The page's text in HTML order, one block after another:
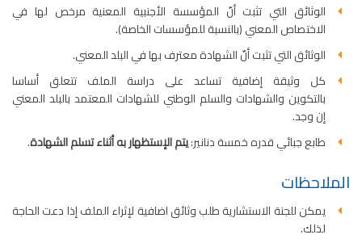
الوثائق التي تثبت أنّ المؤسسة الأجنبية المعنية مرخص لها في
الاختصاص المعني (بالنسبة للمؤسسات الخاصة).
الوثائق التي تثبت أنّ الشهادة معترف بها في البلد المعني.
كل وثيقة إضافية تساعد على دراسة الملف تتعلق أساسا
بالتكوين والشهادات والسلم الوطني للشهادات المعتمد بالبلد المعني
إن وجد.
طابع جبائي قدره خمسة دنانير:يتم الإستظهار به أثناء تسلم الشهادة.
الملاحظات
يمكن للجنة الاستشارية طلب وثائق اضافية لإثراء الملف إذا دعت الحاجة
لذلك.